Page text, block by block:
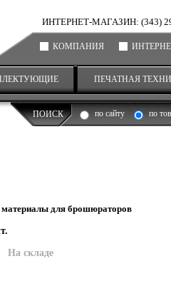
ИНТЕРНЕТ-МАГАЗИН: (343)
КОМПАНИЯ
ПЕЧАТНАЯ
ПОИСК по сайту по
для брошюраторов
На складе